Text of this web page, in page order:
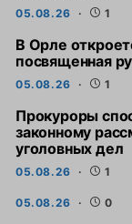
05.08.26 1
В Орле
посвященная
05.08.26 1
Прокуроры
законному
уголовных дел
05.08.26 1
05.08.26 0